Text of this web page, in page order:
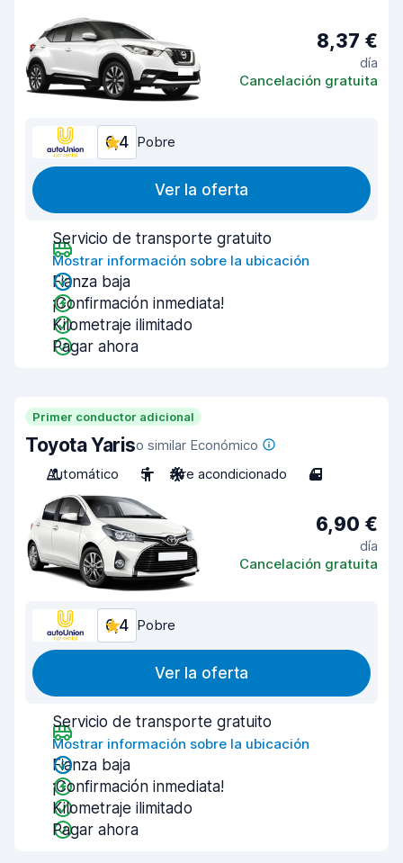
8,37 €
día
Cancelación gratuita
6,4 Pobre
Ver la oferta
Servicio de transporte gratuito
Mostrar información sobre la ubicación
Fianza baja
¡Confirmación inmediata!
Kilometraje ilimitado
Pagar ahora
Primer conductor adicional
Toyota Yariso similar Económico
Automático
5 Aire acondicionado 4
6,90 €
día
Cancelación gratuita
6,4 Pobre
Ver la oferta
Servicio de transporte gratuito
Mostrar información sobre la ubicación
Fianza baja
¡Confirmación inmediata!
Kilometraje ilimitado
Pagar ahora